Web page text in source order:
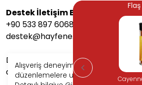
Alışveriş deneyiminizi iyileştirmek için
düzenlemelere uygun çerezler
Destek İletişim Bilgileri
+90 533 897 6068
destek@hayfene.com
Destek saatlerimiz Pazartesi-
arasındadır.